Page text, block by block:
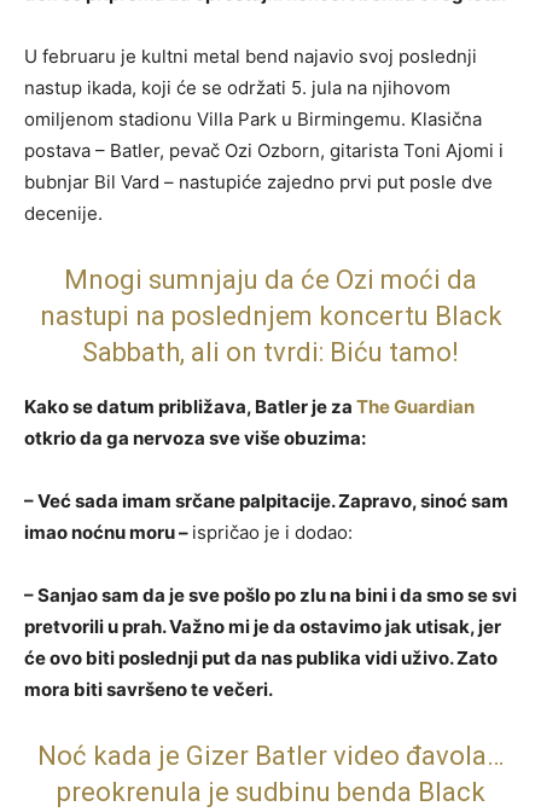
U februaru je kultni metal bend najavio svoj poslednji
nastup ikada, koji će se održati 5. jula na njihovom
omiljenom stadionu Villa Park u Birmingemu. Klasična
postava – Batler, pevač Ozi Ozborn, gitarista Toni Ajomi i
bubnjar Bil Vard – nastupiće zajedno prvi put posle dve
decenije.
Mnogi sumnjaju da će Ozi moći da
nastupi na poslednjem koncertu Black
Sabbath, ali on tvrdi: Biću tamo!
Kako se datum približava, Batler je za The Guardian
otkrio da ga nervoza sve više obuzima:
– Već sada imam srčane palpitacije. Zapravo, sinoć sam
imao noćnu moru – ispričao je i dodao:
– Sanjao sam da je sve pošlo po zlu na bini i da smo se svi
pretvorili u prah. Važno mi je da ostavimo jak utisak, jer
će ovo biti poslednji put da nas publika vidi uživo. Zato
mora biti savršeno te večeri.
Noć kada je Gizer Batler video đavola…
preokrenula je sudbinu benda Black